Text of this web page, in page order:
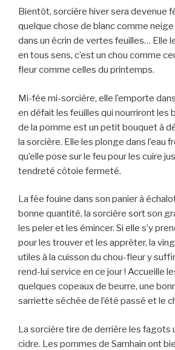
Bientôt, sorcière hiver sera devenue
quelque chose de blanc comme neige
dans un écrin de vertes feuilles… Elle
en tous sens, c’est un chou comme
fleur comme celles du printemps.
Mi-fée mi-sorcière, elle l’emporte
en défait les feuilles qui nourriront les
de la pomme est un petit bouquet à
la sorcière. Elle les plonge dans l’eau
qu’elle pose sur le feu pour les cuire
tendreté côtoie fermeté.
La fée fouine dans son panier à
bonne quantité, la sorcière sort son
les peler et les émincer. Si elle s’y
pour les trouver et les apprêter, la
utiles à la cuisson du chou-fleur y
rend-lui service en ce jour ! Accueille
quelques copeaux de beurre, une
sarriette séchée de l’été passé et le
La sorcière tire de derrière les fagots
cidre. Les pommes de Samhain ont